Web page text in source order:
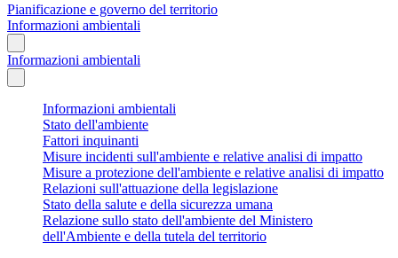
Pianificazione e governo del territorio
Informazioni ambientali
Informazioni ambientali
Informazioni ambientali
Stato dell'ambiente
Fattori inquinanti
Misure incidenti sull'ambiente e relative analisi di impatto
Misure a protezione dell'ambiente e relative analisi di impatto
Relazioni sull'attuazione della legislazione
Stato della salute e della sicurezza umana
Relazione sullo stato dell'ambiente del Ministero
dell'Ambiente e della tutela del territorio